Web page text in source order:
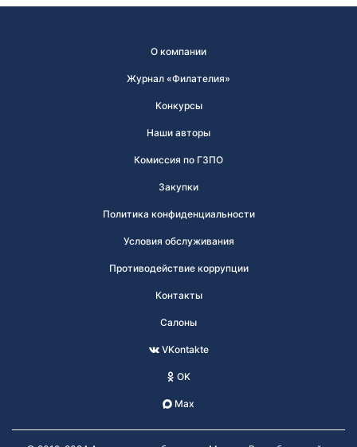
О компании
Журнал «Филателия»
Конкурсы
Наши авторы
Комиссия по ГЗПО
Закупки
Политика конфиденциальности
Условия обслуживания
Противодействие коррупции
Контакты
Салоны
VKontakte
OK
Max